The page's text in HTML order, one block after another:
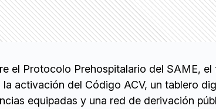
el Protocolo Prehospitalario del SAME, el
activación del Código ACV, un tablero
equipadas y una red de derivación